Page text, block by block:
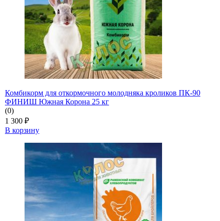
Комбикорм для откормочного молодняка кроликов ПК-90
ФИНИШ Южная Корона 25 кг
(0)
1 300 ₽
В корзину